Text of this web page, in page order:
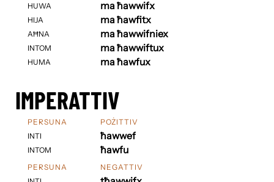
HUWA
HIJA
AĦNA
INTOM
HUMA
ma ħawwifx
ma ħawfitx
ma ħawwifniex
ma ħawwiftux
ma ħawfux
IMPERATTIV
PERSUNA
INTI
INTOM
POŻITTIV
ħawwef
ħawfu
PERSUNA
NEGATTIV